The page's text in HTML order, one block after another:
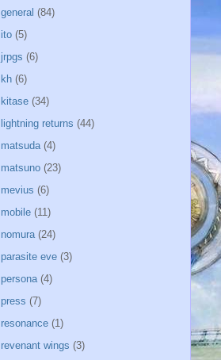
general (84)
ito (5)
jrpgs (6)
kh (6)
kitase (34)
lightning returns (44)
matsuda (4)
matsuno (23)
mevius (6)
mobile (11)
nomura (24)
parasite eve (3)
persona (4)
press (7)
resonance (1)
revenant wings (3)